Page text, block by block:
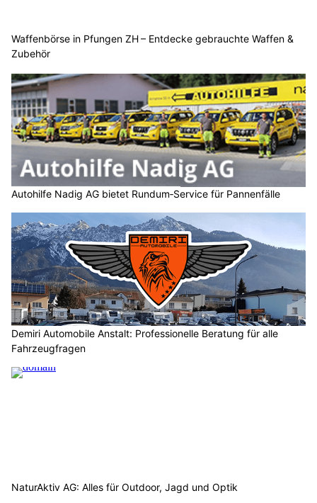
Waffenbörse in Pfungen ZH – Entdecke gebrauchte Waffen &
Zubehör
Autohilfe Nadig AG bietet Rundum‑Service für Pannenfälle
Demiri Automobile Anstalt: Professionelle Beratung für alle
Fahrzeugfragen
NaturAktiv AG: Alles für Outdoor, Jagd und Optik